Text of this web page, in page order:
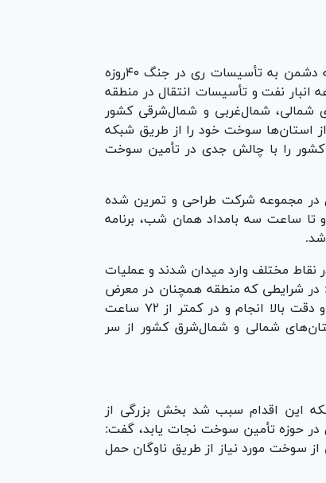
مدیرعامل شرکت خطوط لوله و مخابرات نفت ایران با اشاره به حمله دشمن به تأسیسات ری در جنگ ۴۰روزه
شنبه، شانزدهم اسفند، حوالی ساعت ۲۲، مجموعه انبار نفت و تأسیسات انتقال در منطقه
شمالی، شمال‌غربی و شمال‌شرقی کشور
از استان‌ها سوخت خود را از طریق شبکه
کشور را با چالش جدی در تأمین سوخت
در مجموعه شرکت طراحی و تمرین شده
تا ساعت سه بامداد همان شب، برنامه
شد.
از نیرو‌های عملیاتی در نقاط مختلف وارد میدان شدند و عملیات
در شرایطی که منطقه همچنان در معرض
تهدید حملات هوایی و پهپادی قرار داشت، این عملیات با سرعت و دقت بالا انجام و در کمتر از ۷۲ ساعت
شمالی و شمال‌شرق کشور از سر
این اقدام سبب شد بخش بزرگی از
در حوزه تأمین سوخت نجات یابد، گفت:
سوخت مورد نیاز از طریق ناوگان حمل